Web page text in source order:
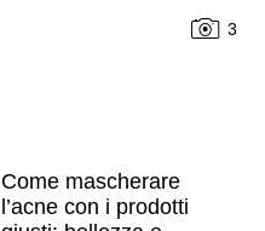
3
Come mascherare
l’acne con i prodotti